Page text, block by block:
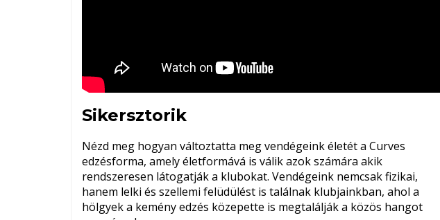
Sikersztorik
Nézd meg hogyan változtatta meg vendégeink életét a Curves
edzésforma, amely életformává is válik azok számára akik
rendszeresen látogatják a klubokat. Vendégeink nemcsak fizikai,
hanem lelki és szellemi felüdülést is találnak klubjainkban, ahol a
hölgyek a kemény edzés közepette is megtalálják a közös hangot